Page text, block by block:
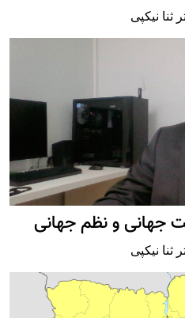
ثنا نیکپی
جهانی و نظم جهانی
ثنا نیکپی